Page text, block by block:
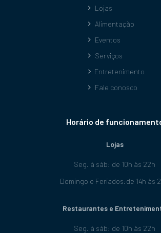
Lojas
Alimentação
Eventos
Serviços
Entretenimento
Fale conosco
Horário de
Lojas
Seg. à sáb: de 10h às 22h
Domingo e Feriados:de 14h às
Restaurantes e
Seg. à sáb: de 10h às 22h